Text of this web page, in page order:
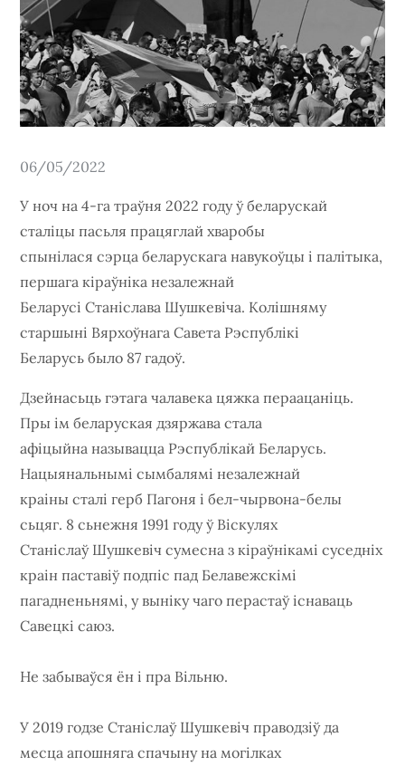
Posted
06/05/2022
У ноч на 4-га траўня 2022 году ў беларускай
сталіцы пасьля працяглай хваробы
спынілася сэрца беларускага навукоўцы і палітыка,
першага кіраўніка незалежнай
Беларусі Станіслава Шушкевіча. Колішняму
старшыні Вярхоўнага Савета Рэспублікі
Беларусь было 87 гадоў.
Дзейнасьць гэтага чалавека цяжка пераацаніць.
Пры ім беларуская дзяржава стала
афіцыйна называцца Рэспублікай Беларусь.
Нацыянальнымі сымбалямі незалежнай
краіны сталі герб Пагоня і бел-чырвона-белы
сьцяг. 8 сьнежня 1991 году ў Віскулях
Станіслаў Шушкевіч сумесна з кіраўнікамі суседніх
краін паставіў подпіс пад Белавежскімі
пагадненьнямі, у выніку чаго перастаў існаваць
Савецкі саюз.
Не забываўся ён і пра Вільню.
У 2019 годзе Станіслаў Шушкевіч праводзіў да
месца апошняга спачыну на могілках